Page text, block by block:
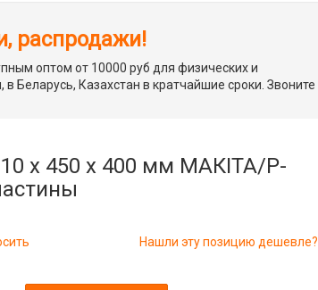
распродажи!
оптом от 10000 руб для физических и
Беларусь, Казахстан в кратчайшие сроки. Звоните
х 450 х 400 мм МАКIТА/P-
Нашли эту позицию дешевле?